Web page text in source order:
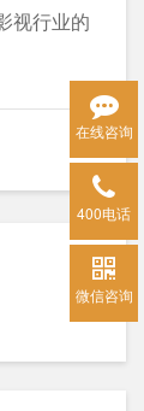
视行业的
在线咨询
400电话
微信咨询